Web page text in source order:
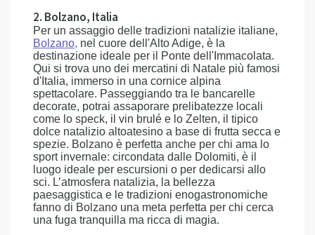
2. Bolzano, Italia
Per un assaggio delle tradizioni natalizie italiane,
Bolzano, nel cuore dell'Alto Adige, è la
destinazione ideale per il Ponte dell'Immacolata.
Qui si trova uno dei mercatini di Natale più famosi
d'Italia, immerso in una cornice alpina
spettacolare. Passeggiando tra le bancarelle
decorate, potrai assaporare prelibatezze locali
come lo speck, il vin brulé e lo Zelten, il tipico
dolce natalizio altoatesino a base di frutta secca e
spezie. Bolzano è perfetta anche per chi ama lo
sport invernale: circondata dalle Dolomiti, è il
luogo ideale per escursioni o per dedicarsi allo
sci. L’atmosfera natalizia, la bellezza
paesaggistica e le tradizioni enogastronomiche
fanno di Bolzano una meta perfetta per chi cerca
una fuga tranquilla ma ricca di magia.